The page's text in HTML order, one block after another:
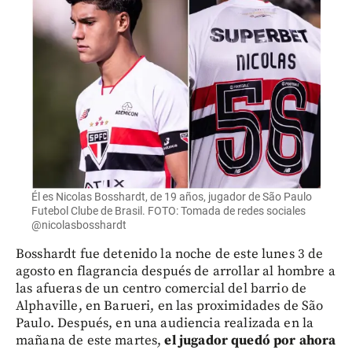
Él es Nicolas Bosshardt, de 19 años, jugador de São Paulo
Futebol Clube de Brasil. FOTO: Tomada de redes sociales
@nicolasbosshardt
Bosshardt fue detenido la noche de este lunes 3 de
agosto en flagrancia después de arrollar al hombre a
las afueras de un centro comercial del barrio de
Alphaville, en Barueri, en las proximidades de São
Paulo. Después, en una audiencia realizada en la
mañana de este martes,el jugador quedó por ahora